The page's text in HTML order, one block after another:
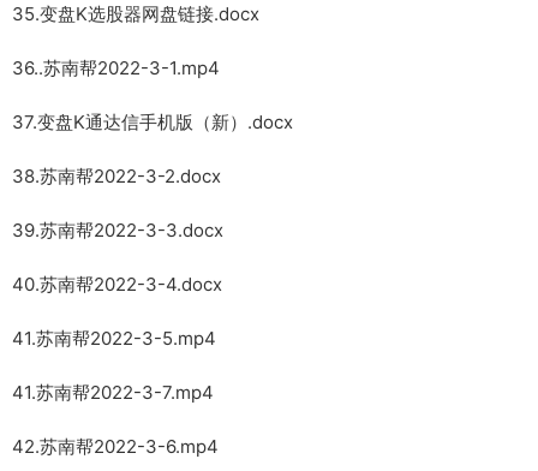
35.变盘K选股器网盘链接.docx
36..苏南帮2022-3-1.mp4
37.变盘K通达信手机版（新）.docx
38.苏南帮2022-3-2.docx
39.苏南帮2022-3-3.docx
40.苏南帮2022-3-4.docx
41.苏南帮2022-3-5.mp4
41.苏南帮2022-3-7.mp4
42.苏南帮2022-3-6.mp4